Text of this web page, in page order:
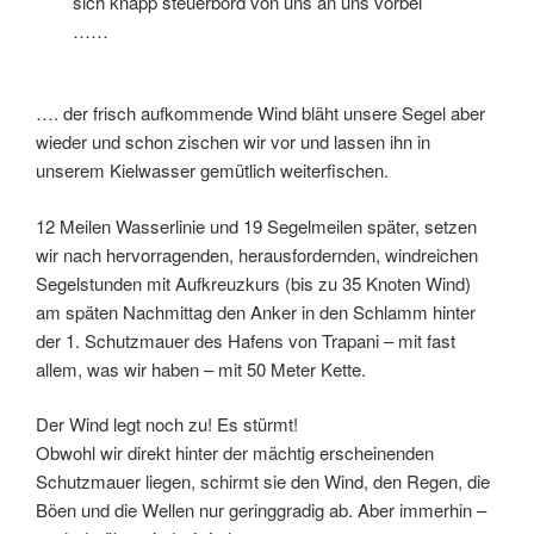
……
…. der frisch aufkommende Wind bläht unsere Segel aber
wieder und schon zischen wir vor und lassen ihn in
unserem Kielwasser gemütlich weiterfischen.
12 Meilen Wasserlinie und 19 Segelmeilen später, setzen
wir nach hervorragenden, herausfordernden, windreichen
Segelstunden mit Aufkreuzkurs (bis zu 35 Knoten Wind)
am späten Nachmittag den Anker in den Schlamm hinter
der 1. Schutzmauer des Hafens von Trapani – mit fast
allem, was wir haben – mit 50 Meter Kette.
Der Wind legt noch zu! Es stürmt!
Obwohl wir direkt hinter der mächtig erscheinenden
Schutzmauer liegen, schirmt sie den Wind, den Regen, die
Böen und die Wellen nur geringgradig ab. Aber immerhin –